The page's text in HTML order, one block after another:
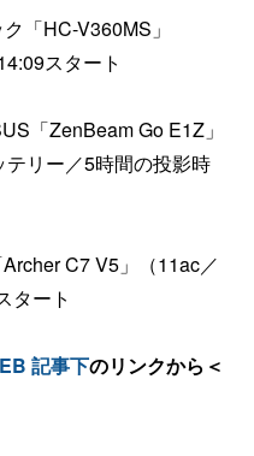
「HC-V360MS」
スタート
「ZenBeam Go E1Z」
テリー／5時間の投影時
C7 V5」（11ac／
タート
記事下のリンクから＜